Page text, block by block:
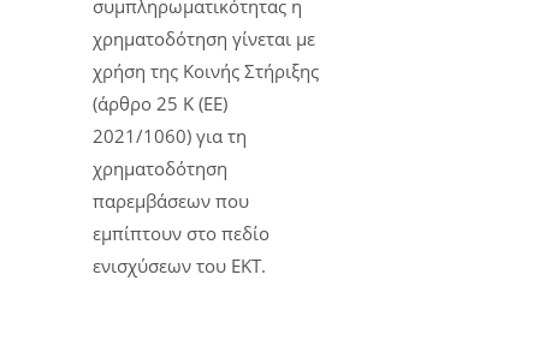
συμπληρωματικότητας η
χρηματοδότηση γίνεται με
χρήση της Κοινής Στήριξης
(άρθρο 25 Κ (ΕΕ)
2021/1060) για τη
χρηματοδότηση
παρεμβάσεων που
εμπίπτουν στο πεδίο
ενισχύσεων του ΕΚΤ.